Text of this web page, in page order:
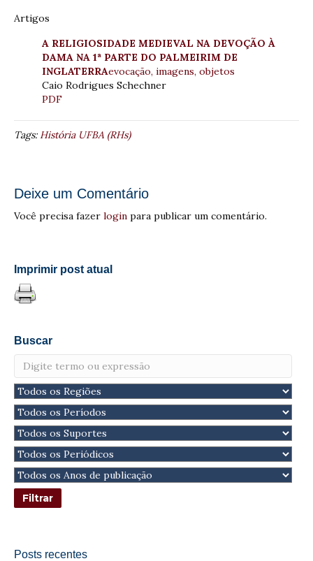
Artigos
A RELIGIOSIDADE MEDIEVAL NA DEVOÇÃO À
DAMA NA 1ª PARTE DO PALMEIRIM DE
INGLATERRAevocação, imagens, objetos
Caio Rodrigues Schechner
PDF
Tags:História UFBA (RHs)
Deixe um Comentário
Você precisa fazer login para publicar um comentário.
Imprimir post atual
Buscar
Posts recentes